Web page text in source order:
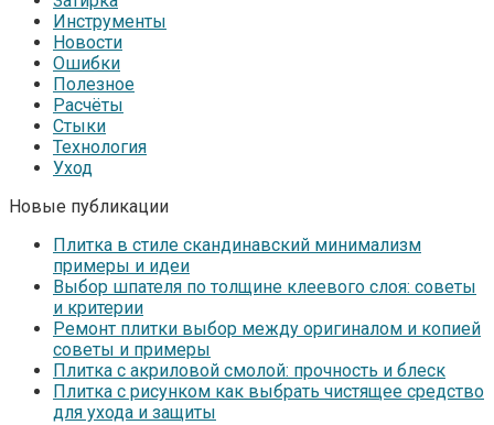
Инструменты
Новости
Ошибки
Полезное
Расчёты
Стыки
Технология
Уход
Новые публикации
Плитка в стиле скандинавский минимализм
примеры и идеи
Выбор шпателя по толщине клеевого слоя: советы
и критерии
Ремонт плитки выбор между оригиналом и копией
советы и примеры
Плитка с акриловой смолой: прочность и блеск
Плитка с рисунком как выбрать чистящее средство
для ухода и защиты